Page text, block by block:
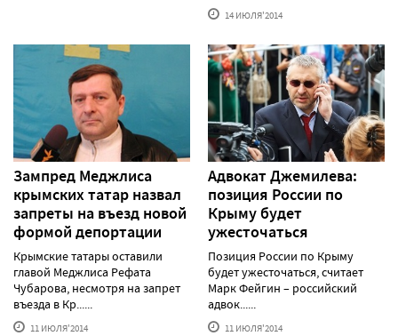
14 ИЮЛЯ'2014
Зампред Меджлиса
крымских татар назвал
запреты на въезд новой
формой депортации
Крымские татары оставили
главой Меджлиса Рефата
Чубарова, несмотря на запрет
въезда в Кр......
11 ИЮЛЯ'2014
Адвокат Джемилева:
позиция России по
Крыму будет
ужесточаться
Позиция России по Крыму
будет ужесточаться, считает
Марк Фейгин – российский
адвок......
11 ИЮЛЯ'2014